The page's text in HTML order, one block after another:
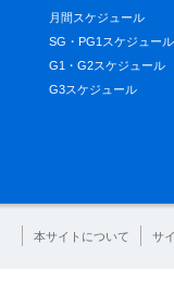
月間スケジュール
SG・PG1スケジュール
G1・G2スケジュール
G3スケジュール
本サイトについて サ